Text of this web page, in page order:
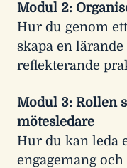
Modul 2:
Hur du genom
skapa en
reflekterande
Modul 3: Rollen
mötesledare
Hur du kan leda
engagemang